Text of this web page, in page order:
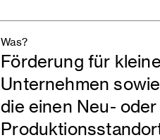
Was?
Förderung für
Unternehmen
die einen Neu-